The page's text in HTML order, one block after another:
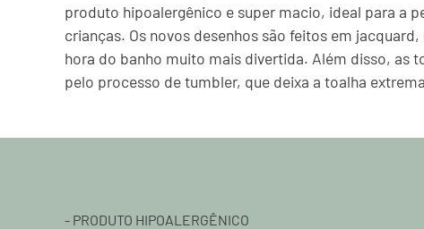
produto hipoalergênico e super macio, ideal para a
crianças. Os novos desenhos são feitos em
hora do banho muito mais divertida. Além disso, as
pelo processo de tumbler, que deixa a toalha
- PRODUTO HIPOALERGÊNICO